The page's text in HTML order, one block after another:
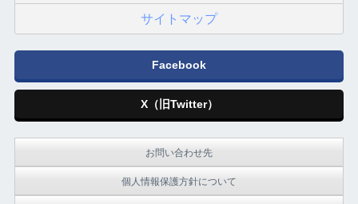
サイトマップ
Facebook
X（旧Twitter）
お問い合わせ先
個人情報保護方針について